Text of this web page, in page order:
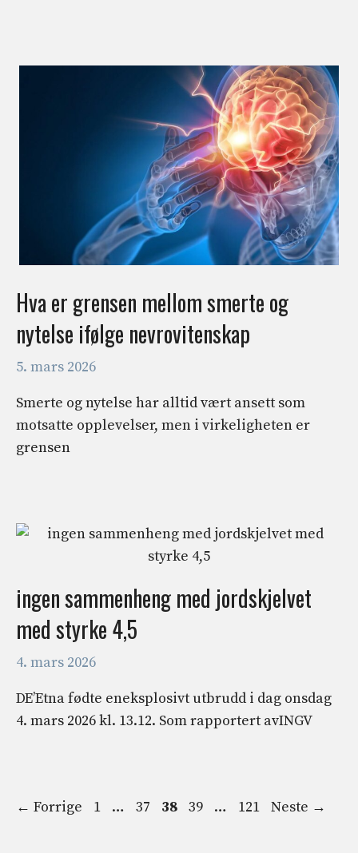
Hva er grensen mellom smerte og
nytelse ifølge nevrovitenskap
5. mars 2026
Smerte og nytelse har alltid vært ansett som
motsatte opplevelser, men i virkeligheten er
grensen
ingen sammenheng med jordskjelvet
med styrke 4,5
4. mars 2026
DE’Etna fødte eneksplosivt utbrudd i dag onsdag
4. mars 2026 kl. 13.12. Som rapportert avINGV
← Forrige Side
1 … Side
37 Side
38 Side
39 … Side
121 Neste →